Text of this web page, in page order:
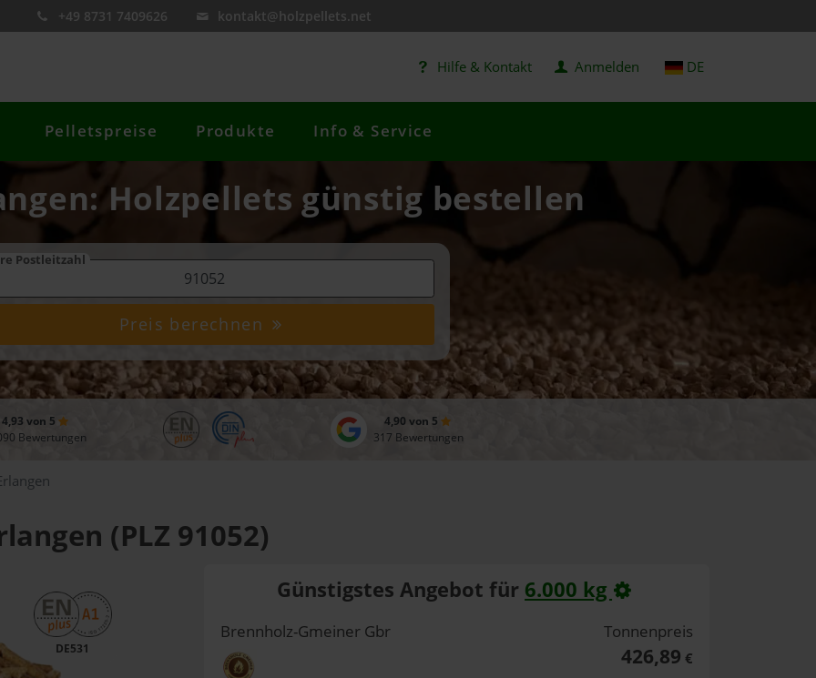
+49 8731 7409626 kontakt@holzpellets.net
Hilfe & Kontakt Anmelden DE
Pelletspreise Produkte Info & Service
Holzpellets günstig bestellen
Postleitzahl
Preis berechnen
4,93 von 5
Bewertungen
4,90 von 5
317 Bewertungen
(PLZ 91052)
DE531
Günstigstes Angebot für 6.000 kg
Brennholz-Gmeiner Gbr Tonnenpreis
426,89 €